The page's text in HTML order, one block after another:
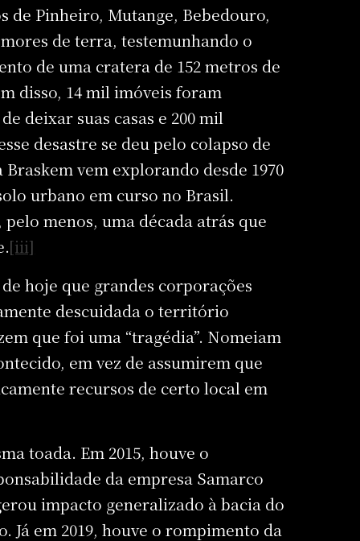
de Pinheiro, Mutange, Bebedouro,
de terra, testemunhando o
de uma cratera de 152 metros de
disso, 14 mil imóveis foram
deixar suas casas e 200 mil
desastre se deu pelo colapso de
vem explorando desde 1970
urbano em curso no Brasil.
menos, uma década atrás que
[iii]
hoje que grandes corporações
descuidada o território
que foi uma “tragédia”. Nomeiam
em vez de assumirem que
recursos de certo local em
toada. Em 2015, houve o
da empresa Samarco
impacto generalizado à bacia do
Já em 2019, houve o rompimento da